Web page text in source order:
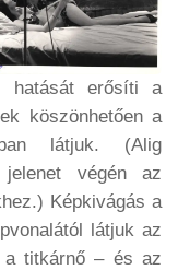
hatását erősíti a
köszönhetően a
látjuk. (Alig
végén az
Képkivágás a
látjuk az
a titkárnő – és az